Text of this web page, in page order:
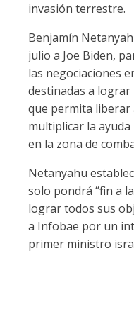
invasión terrestre.
Benjamín
julio a Joe Biden,
las negociaciones
destinadas a lograr
que permita liberar
multiplicar la
en la zona de
Netanyahu
solo pondrá “fin a
lograr todos sus
a Infobae por un
primer ministro